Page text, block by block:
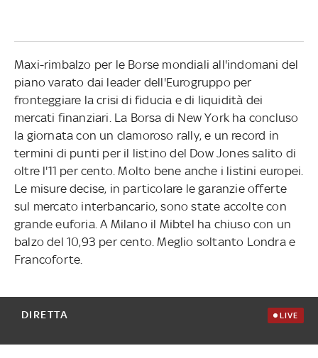
Maxi-rimbalzo per le Borse mondiali all'indomani del
piano varato dai leader dell'Eurogruppo per
fronteggiare la crisi di fiducia e di liquidità dei
mercati finanziari. La Borsa di New York ha concluso
la giornata con un clamoroso rally, e un record in
termini di punti per il listino del Dow Jones salito di
oltre l'11 per cento. Molto bene anche i listini europei.
Le misure decise, in particolare le garanzie offerte
sul mercato interbancario, sono state accolte con
grande euforia. A Milano il Mibtel ha chiuso con un
balzo del 10,93 per cento. Meglio soltanto Londra e
Francoforte.
DIRETTA LIVE